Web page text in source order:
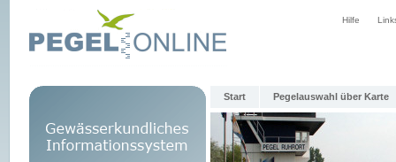
Hilfe
Start Pegelauswahl über Karte